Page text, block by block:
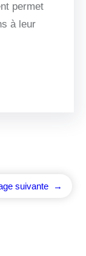
permet
à leur
suivante →